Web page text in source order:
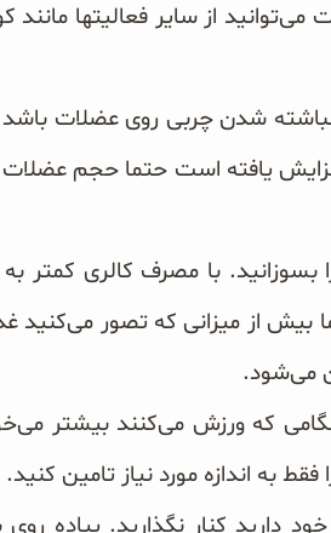
از سایر فعالیتها مانند
شدن چربی روی عضلات باشد
یافته است حتما حجم عضلات
بسوزانید. با مصرف کالری کمتر
از میزانی که تصور می‌کنید
می‌شود.
که ورزش می‌کنند بیشتر
به اندازه مورد نیاز تامین کنید.
دارید کنار نگذارید. پیاده